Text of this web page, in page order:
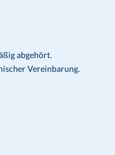
abgehört.
Vereinbarung.